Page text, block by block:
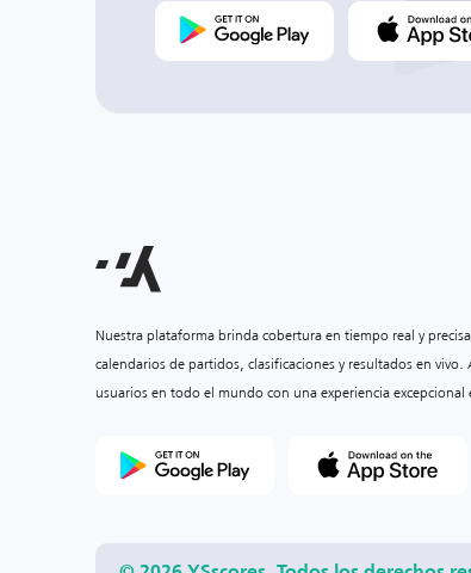
Nuestra plataforma brinda cobertura en tiempo real y
calendarios de partidos, clasificaciones y resultados en
usuarios en todo el mundo con una experiencia